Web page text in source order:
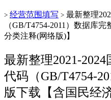
> 经营范围填写 > 最新整理
（GB/T4754-2011）数据库
分类注释(网络版)】
最新整理2021-
代码（GB/T4754-
版下载【含国民经